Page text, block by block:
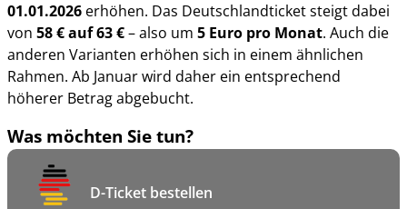
01.01.2026 erhöhen. Das Deutschlandticket steigt dabei
von 58 € auf 63 €– also um 5 Euro pro Monat. Auch die
anderen Varianten erhöhen sich in einem ähnlichen
Rahmen. Ab Januar wird daher ein entsprechend
höherer Betrag abgebucht.
Was möchten Sie tun?
D-Ticket bestellen